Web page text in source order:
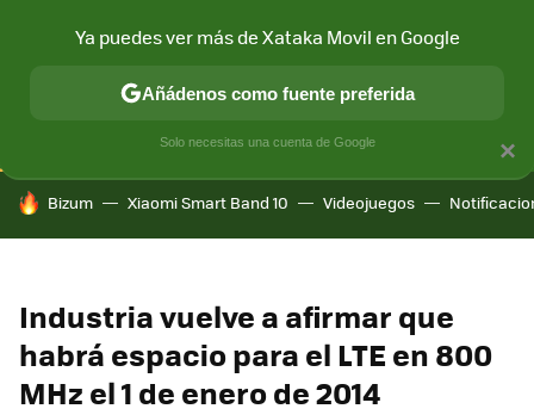
CONECTIVIDAD MÓVIL Y SOCIEDAD APLICACIONES
HOY SE HABLA DE
Bizum Xiaomi Smart Band 10 Videojuegos
Industria vuelve a afirmar que
habrá espacio para el LTE en 800
MHz el 1 de enero de 2014
×
Ya puedes ver más de Xataka Movil en Google
Añádenos como fuente preferida
Solo necesitas una cuenta de Google